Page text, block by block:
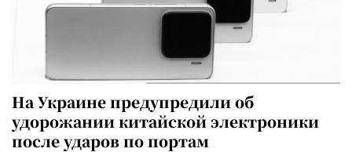
На Украине предупредили об
удорожании китайской электроники
после ударов по портам